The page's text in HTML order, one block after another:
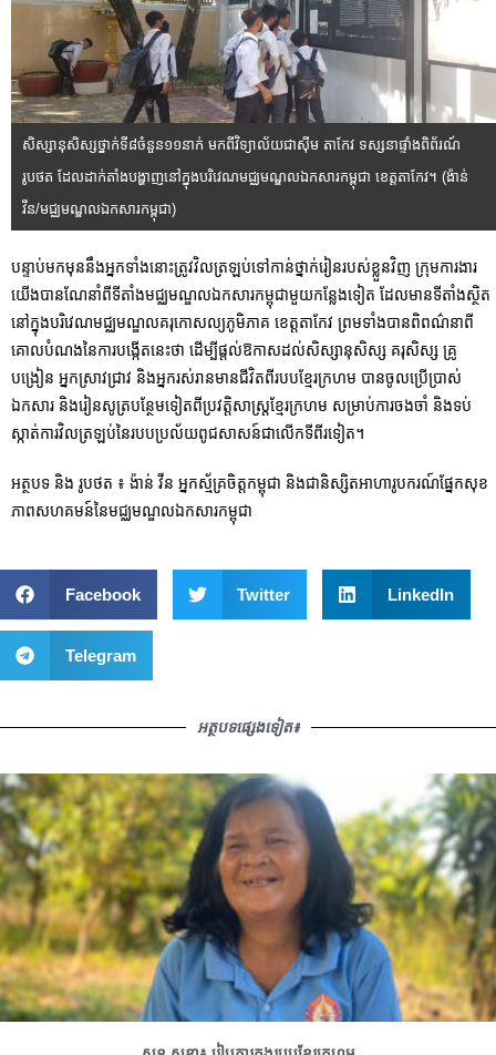
សិស្សានុសិស្សថ្នាក់ទី៨ចំនួន១១នាក់ មកពីវិទ្យាល័យជាស៊ីម តាកែវ ទស្សនាផ្ទាំងពិព័រណ៍
រូបថត ដែលដាក់តាំងបង្ហាញនៅក្នុងបរិវេណមជ្ឈមណ្ឌលឯកសារកម្ពុជា ខេត្តតាកែវ។ (ង៉ាន់
វីន/មជ្ឈមណ្ឌលឯកសារកម្ពុជា)
បន្ទាប់មកមុននឹងអ្នកទាំងនោះត្រូវវិលត្រឡប់ទៅកាន់ថ្នាក់រៀនរបស់ខ្លួនវិញ ក្រុមការងារ
យើងបានណែនាំពីទីតាំងមជ្ឈមណ្ឌលឯកសារកម្ពុជាមួយកន្លែងទៀត ដែលមានទីតាំងស្ថិត
នៅក្នុងបរិវេណមជ្ឈមណ្ឌលគរុកោសល្យភូមិភាគ ខេត្តតាកែវ ព្រមទាំងបានពិពណ៌នាពី
គោលបំណងនៃការបង្កើតនេះថា ដើម្បីផ្តល់ឱកាសដល់សិស្សានុសិស្ស គរុសិស្ស គ្រូ
បង្រៀន អ្នកស្រាវជ្រាវ និងអ្នករស់រានមានជីវិតពីរបបខ្មែរក្រហម បានចូលប្រើប្រាស់
ឯកសារ និងរៀនសូត្របន្ថែមទៀតពីប្រវត្តិសាស្ត្រខ្មែរក្រហម សម្រាប់ការចងចាំ និងទប់
ស្កាត់ការវិលត្រឡប់នៃរបបប្រល័យពូជសាសន៍ជាលើកទីពីរទៀត។
អត្ថបទ និង រូបថត ៖ ង៉ាន់ វីន អ្នកស្ម័គ្រចិត្តកម្ពុជា និងជានិស្សិតអាហារូបករណ៍ផ្នែកសុខ
ភាពសហគមន៍នៃមជ្ឈមណ្ឌលឯកសារកម្ពុជា
Facebook Twitter LinkedIn
Telegram
អត្ថបទផ្សេងទៀត៖